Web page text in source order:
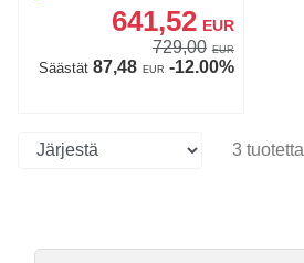
641,52 EUR
729,00 EUR
Säästät87,48 EUR -12.00%
3 tuotetta